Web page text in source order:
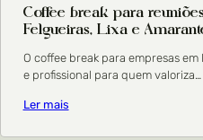
Coffee break para
Felgueiras, Lixa e
O coffee break para empresas
e profissional para quem valoriza…
Ler mais